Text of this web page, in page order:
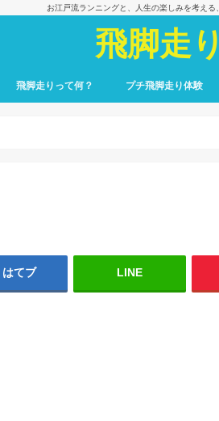
お江戸流ランニングと、人生の楽しみを考える
飛脚走り
飛脚走りって何？ プチ飛脚走り体験
はてブ LINE